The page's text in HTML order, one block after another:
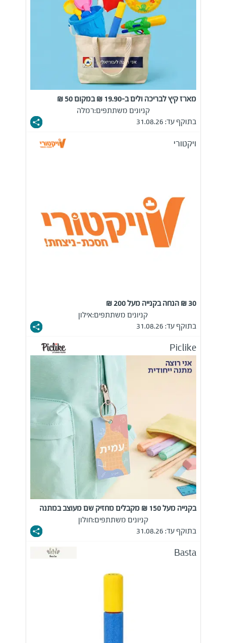
מארז קיץ לבריכה ולים ב-19.90 ₪ במקום 50 ₪
קניונים משתתפים:רמלה
בתוקף עד: 31.08.26
ויקטורי
30 ₪ הנחה בקנייה מעל 200 ₪
קניונים משתתפים:אילון
בתוקף עד: 31.08.26
Piclike
בקנייה מעל 150 ₪ מקבלים מחזיק שם מעוצב במתנה
קניונים משתתפים:חולון
בתוקף עד: 31.08.26
Basta